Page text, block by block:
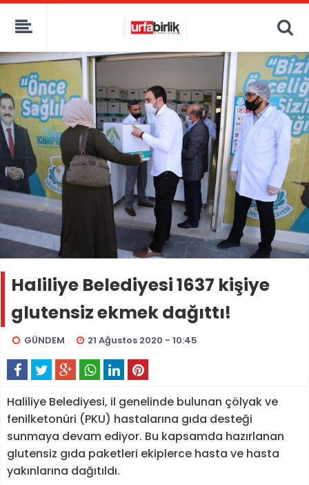
Haliliye Belediyesi 1637 kişiye
glutensiz ekmek dağıttı!
GÜNDEM 21 Ağustos 2020 - 10:45
Haliliye Belediyesi, il genelinde bulunan çölyak ve
fenilketonüri (PKU) hastalarına gıda desteği
sunmaya devam ediyor. Bu kapsamda hazırlanan
glutensiz gıda paketleri ekiplerce hasta ve hasta
yakınlarına dağıtıldı.